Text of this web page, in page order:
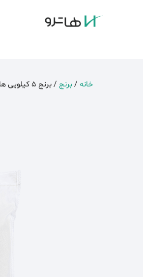
خانه /برنج / برنج 5 کیلویی هاشمی اعلا اذوقه